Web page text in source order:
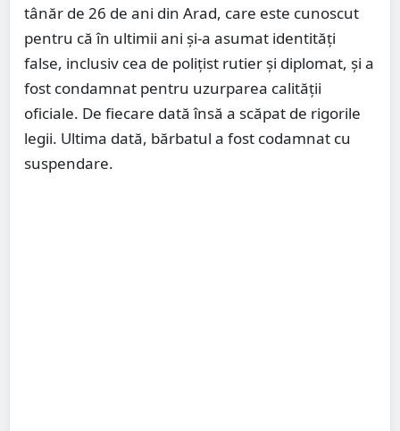
tânăr de 26 de ani din Arad, care este cunoscut
pentru că în ultimii ani și-a asumat identități
false, inclusiv cea de polițist rutier și diplomat, și a
fost condamnat pentru uzurparea calității
oficiale. De fiecare dată însă a scăpat de rigorile
legii. Ultima dată, bărbatul a fost codamnat cu
suspendare.